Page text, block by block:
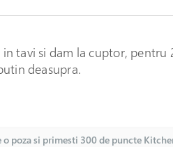
tavi si dam la cuptor, pentru
deasupra.
poza si primesti 300 de puncte